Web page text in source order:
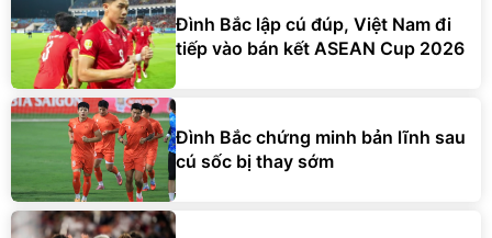
Đình Bắc lập cú đúp, Việt Nam đi
tiếp vào bán kết ASEAN Cup 2026
Đình Bắc chứng minh bản lĩnh sau
cú sốc bị thay sớm